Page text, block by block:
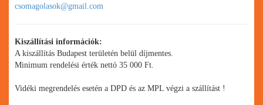
csomagolasok@gmail.com
Kiszállítási információk:
A kiszállítás Budapest területén belül díjmentes.
Minimum rendelési érték nettó 35 000 Ft.
Vidéki megrendelés esetén a DPD és az MPL végzi a szállítást !